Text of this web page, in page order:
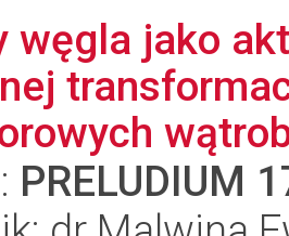
węgla jako
PRELUDIUM